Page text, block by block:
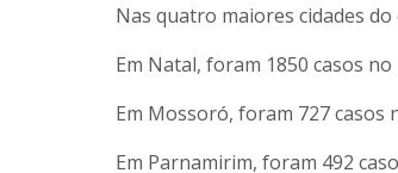
Nas quatro maiores cidades
Em Natal, foram 1850 casos
Em Mossoró, foram 727 casos
Em Parnamirim, foram 492